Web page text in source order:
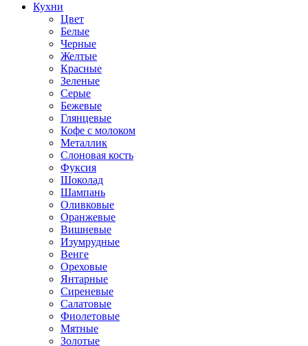
Кухни
Цвет
Белые
Черные
Желтые
Красные
Зеленые
Серые
Бежевые
Глянцевые
Кофе с молоком
Металлик
Слоновая кость
Фуксия
Шоколад
Шампань
Оливковые
Оранжевые
Вишневые
Изумрудные
Венге
Ореховые
Янтарные
Сиреневые
Салатовые
Фиолетовые
Мятные
Золотые